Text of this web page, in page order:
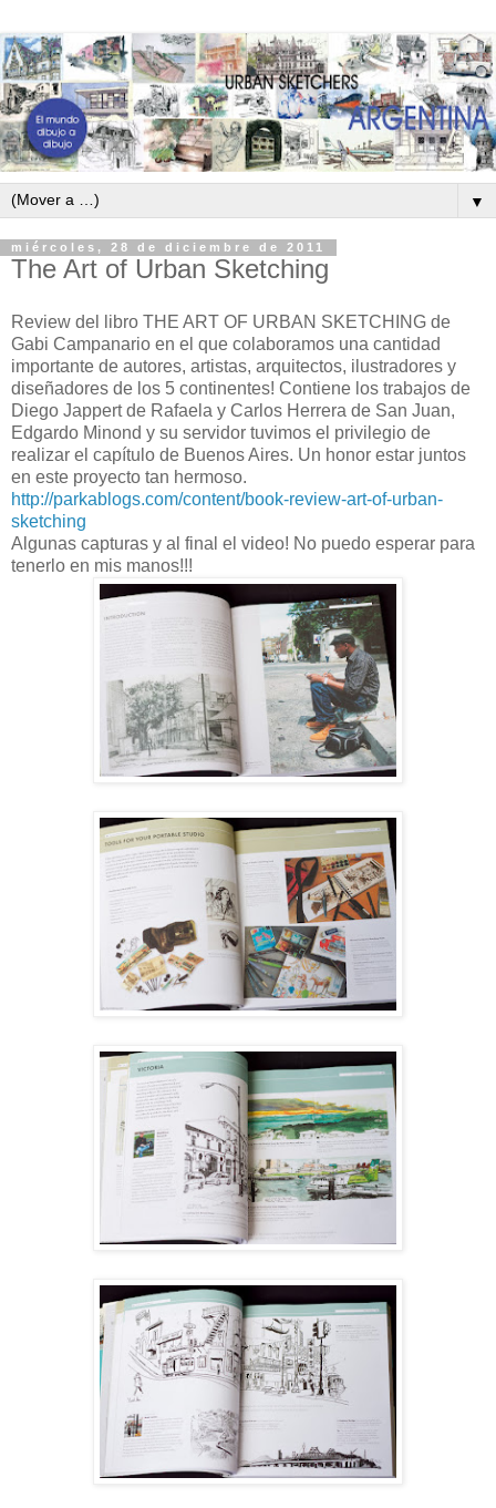
▼
miércoles, 28 de diciembre de 2011
The Art of Urban Sketching
Review del libro THE ART OF URBAN SKETCHING de
Gabi Campanario en el que colaboramos una cantidad
importante de autores, artistas, arquitectos, ilustradores y
diseñadores de los 5 continentes! Contiene los trabajos de
Diego Jappert de Rafaela y Carlos Herrera de San Juan,
Edgardo Minond y su servidor tuvimos el privilegio de
realizar el capítulo de Buenos Aires. Un honor estar juntos
en este proyecto tan hermoso.
http://parkablogs.com/content/book-review-art-of-urban-
sketching
Algunas capturas y al final el video! No puedo esperar para
tenerlo en mis manos!!!